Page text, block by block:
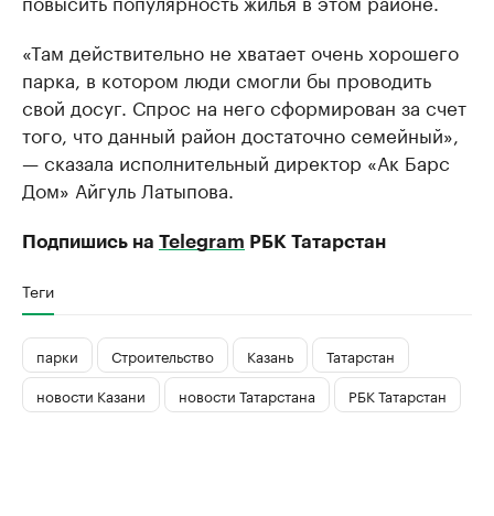
«Там действительно не хватает очень хорошего
парка, в котором люди смогли бы проводить
свой досуг. Спрос на него сформирован за счет
того, что данный район достаточно семейный»,
— сказала исполнительный директор «Ак Барс
Дом» Айгуль Латыпова.
Подпишись на Telegram РБК Татарстан
Теги
парки Строительство Казань
Татарстан
новости Казани
новости Татарстана РБК Татарстан